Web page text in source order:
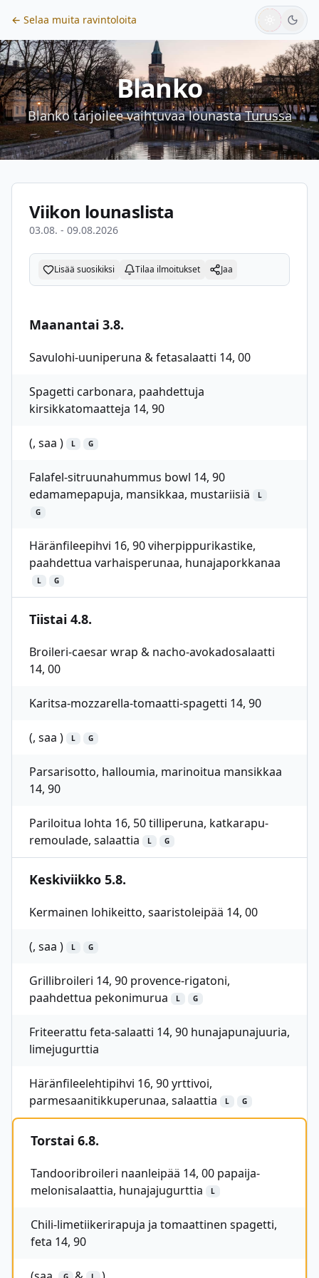
← Selaa muita ravintoloita
Blanko
Blankotarjoilee vaihtuvaa lounasta Turussa
Viikon lounaslista
03.08. - 09.08.2026
Lisää suosikiksi Tilaa ilmoitukset Jaa
Maanantai 3.8.
Savulohi-uuniperuna & fetasalaatti 14, 00
Spagetti carbonara, paahdettuja
kirsikkatomaatteja 14, 90
(, saa ) L G
Falafel-sitruunahummus bowl 14, 90
edamamepapuja, mansikkaa, mustariisiä
L
G
Häränfileepihvi 16, 90 viherpippurikastike,
paahdettua varhaisperunaa, hunajaporkkanaa
L G
Tiistai 4.8.
Broileri-caesar wrap & nacho-avokadosalaatti
14, 00
Karitsa-mozzarella-tomaatti-spagetti 14, 90
(, saa ) L G
Parsarisotto, halloumia, marinoitua mansikkaa
14, 90
Pariloitua lohta 16, 50 tilliperuna, katkarapu-
remoulade, salaattia
L G
Keskiviikko 5.8.
Kermainen lohikeitto, saaristoleipää 14, 00
(, saa ) L G
Grillibroileri 14, 90 provence-rigatoni,
paahdettua pekonimurua
L G
Friteerattu feta-salaatti 14, 90 hunajapunajuuria,
limejugurttia
Häränfileelehtipihvi 16, 90 yrttivoi,
parmesaanitikkuperunaa, salaattia
L G
Torstai 6.8.
Tandooribroileri naanleipää 14, 00 papaija-
melonisalaattia, hunajajugurttia
L
Chili-limetiikerirapuja ja tomaattinen spagetti,
feta 14, 90